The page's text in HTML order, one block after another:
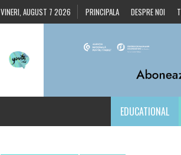
VINERI, AUGUST 7 2026 PRINCIPALA DESPRE NOI
EDUCATIONAL